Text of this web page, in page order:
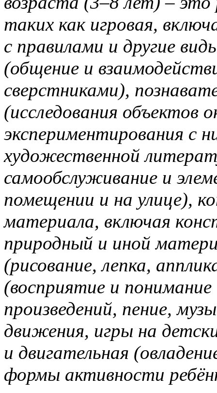
таких как игровая,
с правилами и другие
(общение и
сверстниками),
(исследования
экспериментирования с
художественной
самообслуживание и
помещении и на улице),
материала, включая
природный и иной
(рисование, лепка,
(восприятие и
произведений, пение,
движения, игры на
и двигательная
формы активности